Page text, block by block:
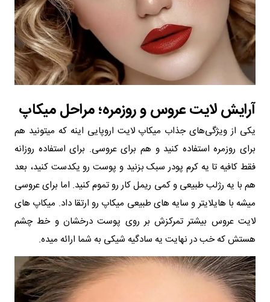
آرایش لایت عروس و روزمره؛ مراحل میکاپ
یکی از ویژگی‌های جذاب میکاپ لایت اروپایی اینه که میتونید هم
برای روزمره استفاده‌ کنید و هم برای عروسی. برای استفاده روزانه
فقط کافیه تا یه کرم پودر سبک بزنید و پوست رو یکدست کنید، بعد
هم با یه رژلب طبیعی و کمی ریمل کار رو تموم کنید. اما برای عروسی
میشه با هایلایتر و سایه های طبیعی میکاپ رو ارتقا داد. میکاپ های
لایت عروس بیشتر تمرکزش بر روی پوست درخشان و خط چشم
هستش که خب در نهایت یه سادگیه شیکی به شما ارائه میده.